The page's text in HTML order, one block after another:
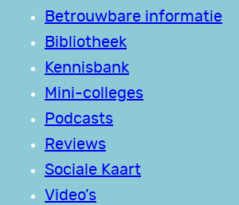
Betrouwbare informatie
Bibliotheek
Kennisbank
Mini-colleges
Podcasts
Reviews
Sociale Kaart
Video’s